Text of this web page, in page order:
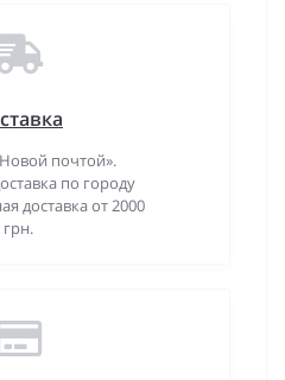
почтой».
по городу
доставка от 2000
грн.